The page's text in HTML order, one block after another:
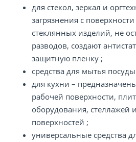
для стекол, зеркал и
загрязнения с
стеклянных изделий, не
разводов, создают
защитную пленку ;
средства для мытья
для кухни –
рабочей поверхности,
оборудования, стеллажей
поверхностей ;
универсальные средства